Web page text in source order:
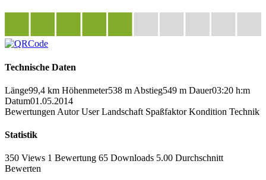
Technische Daten
Länge99,4 km Höhenmeter538 m Abstieg549 m Dauer03:20 h:m
Datum01.05.2014
Bewertungen Autor User Landschaft Spaßfaktor Kondition Technik
Statistik
350 Views 1 Bewertung 65 Downloads 5.00 Durchschnitt
Bewerten